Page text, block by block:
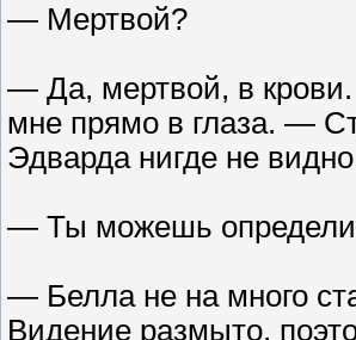
— Мертвой?
— Да, мертвой, в
мне прямо в глаза. —
Эдварда нигде не
— Ты можешь
— Белла не на много
Видение размыто,